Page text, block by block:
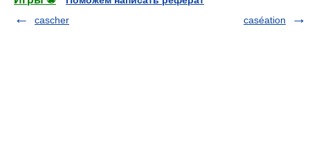
cascher
caséation